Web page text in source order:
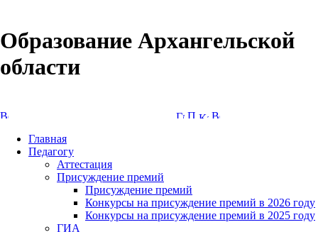
Образование Архангельской
области
Главная
Педагогу
Аттестация
Присуждение премий
Присуждение премий
Конкурсы на присуждение премий в 2026 году
Конкурсы на присуждение премий в 2025 году
ГИА